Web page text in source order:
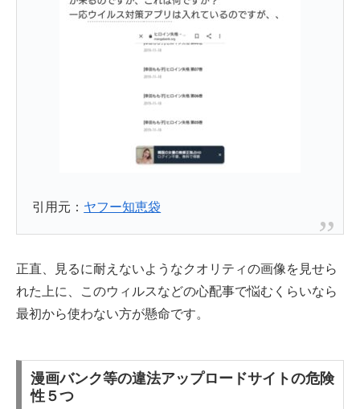
引用元： ヤフー知恵袋
正直、見るに耐えないようなクオリティの画像を見せら
れた上に、このウィルスなどの心配事で悩むくらいなら
最初から使わない方が懸命です。
漫画バンク等の違法アップロードサイトの危険
性５つ